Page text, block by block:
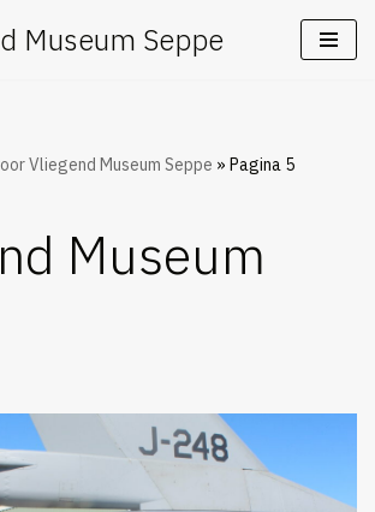
Museum Seppe
Vliegend Museum Seppe » Pagina 5
Museum